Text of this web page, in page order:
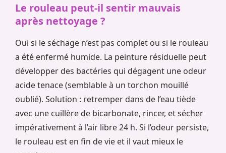
Le rouleau peut-il sentir mauvais
après nettoyage ?
Oui si le séchage n’est pas complet ou si le rouleau
a été enfermé humide. La peinture résiduelle peut
développer des bactéries qui dégagent une odeur
acide tenace (semblable à un torchon mouillé
oublié). Solution : retremper dans de l’eau tiède
avec une cuillère de bicarbonate, rincer, et sécher
impérativement à l’air libre 24 h. Si l’odeur persiste,
le rouleau est en fin de vie et il vaut mieux le